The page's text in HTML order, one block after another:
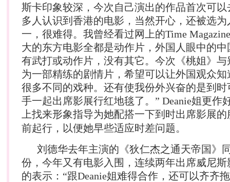
斯卡印象较深，今次自己演出的作品首次可
多人认识到香港的电影，当然开心，还被选
一，很难得。我曾经看过网上的Time
大的东方电影全都是动作片，外国人眼中的
有武打或动作片，没有其它。今次《桃姐》
为一部精练的剧情片，希望可以让外国观众
很多不同的戏种。还有使我份外兴奋的是到
手一起出席影展行红地毯了。” Deanie姐更作
上找来形象指导为她配搭一下到时出席影展的
前起行，以便她早些适应时差问题。
刘德华去年主演的《狄仁杰之通天帝国》
份，今年又有电影入围，连续两年出席威尼
的表示：“跟Deanie姐难得合作，还可以齐齐